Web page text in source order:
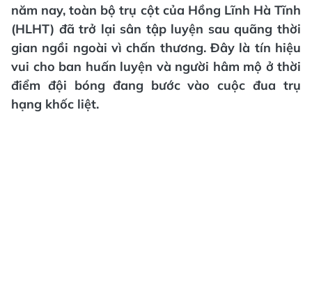
năm nay, toàn bộ trụ cột của Hồng Lĩnh Hà Tĩnh
(HLHT) đã trở lại sân tập luyện sau quãng thời
gian ngồi ngoài vì chấn thương. Đây là tín hiệu
vui cho ban huấn luyện và người hâm mộ ở thời
điểm đội bóng đang bước vào cuộc đua trụ
hạng khốc liệt.